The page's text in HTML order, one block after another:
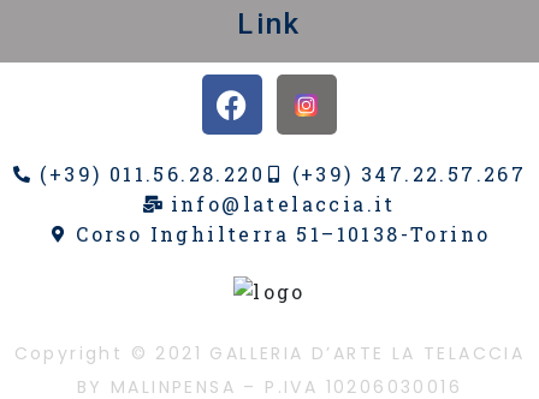
Link
(+39) 011.56.28.220
(+39) 347.22.57.267
info@latelaccia.it
Corso Inghilterra 51–10138-Torino
Copyright © 2021 GALLERIA D’ARTE LA TELACCIA
BY MALINPENSA – P.IVA 10206030016